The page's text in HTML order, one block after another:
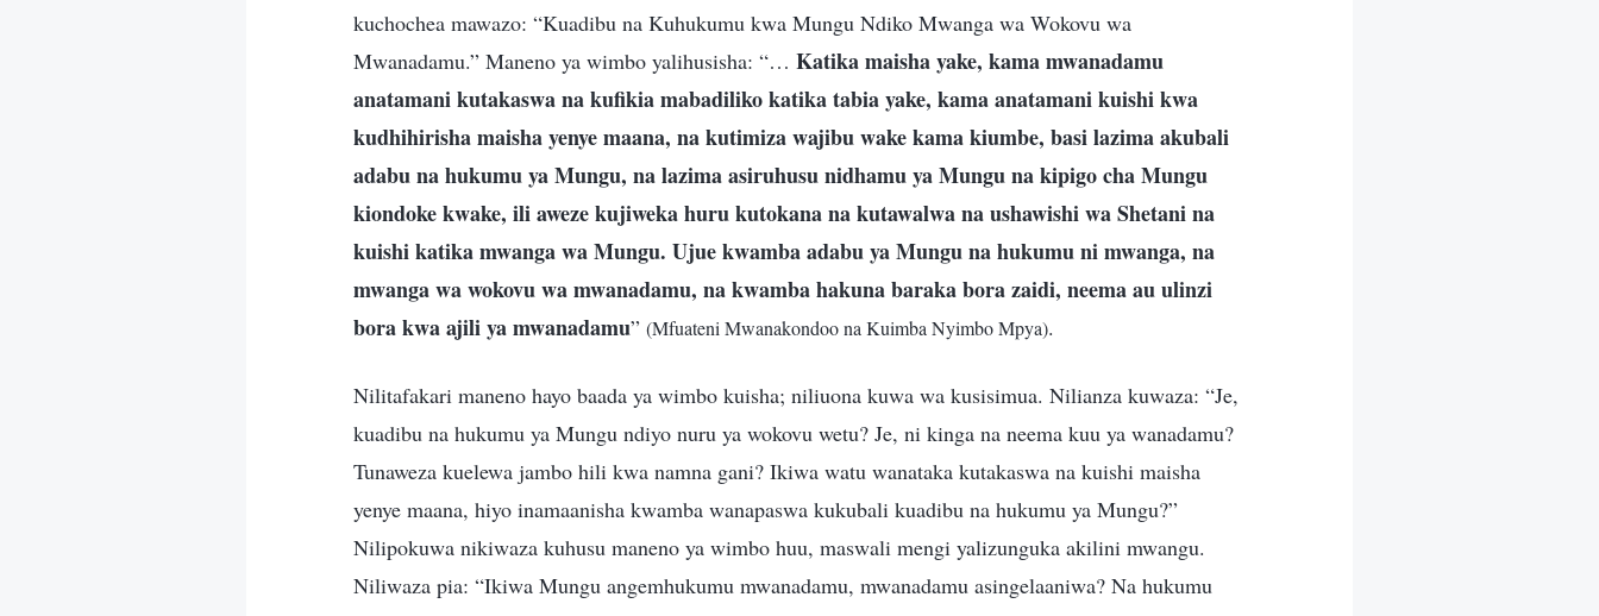
kuchochea mawazo: “Kuadibu na Kuhukumu kwa Mungu Ndiko Mwanga wa Wokovu wa
Mwanadamu.” Maneno ya wimbo yalihusisha: “… Katika maisha yake, kama mwanadamu
anatamani kutakaswa na kufikia mabadiliko katika tabia yake, kama anatamani kuishi kwa
kudhihirisha maisha yenye maana, na kutimiza wajibu wake kama kiumbe, basi lazima akubali
adabu na hukumu ya Mungu, na lazima asiruhusu nidhamu ya Mungu na kipigo cha Mungu
kiondoke kwake, ili aweze kujiweka huru kutokana na kutawalwa na ushawishi wa Shetani na
kuishi katika mwanga wa Mungu. Ujue kwamba adabu ya Mungu na hukumu ni mwanga, na
mwanga wa wokovu wa mwanadamu, na kwamba hakuna baraka bora zaidi, neema au ulinzi
bora kwa ajili ya mwanadamu” (Mfuateni Mwanakondoo na Kuimba Nyimbo Mpya).
Nilitafakari maneno hayo baada ya wimbo kuisha; niliuona kuwa wa kusisimua. Nilianza kuwaza: “Je,
kuadibu na hukumu ya Mungu ndiyo nuru ya wokovu wetu? Je, ni kinga na neema kuu ya wanadamu?
Tunaweza kuelewa jambo hili kwa namna gani? Ikiwa watu wanataka kutakaswa na kuishi maisha
yenye maana, hiyo inamaanisha kwamba wanapaswa kukubali kuadibu na hukumu ya Mungu?”
Nilipokuwa nikiwaza kuhusu maneno ya wimbo huu, maswali mengi yalizunguka akilini mwangu.
Niliwaza pia: “Ikiwa Mungu angemhukumu mwanadamu, mwanadamu asingelaaniwa? Na hukumu